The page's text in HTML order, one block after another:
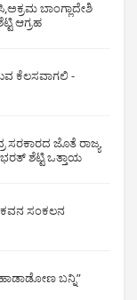
ಬಾಂಗ್ಲಾದೇಶಿ
ಆಗ್ರಹ
ಕೆಲಸವಾಗಲಿ -
ಸರಕಾರದ ಜೊತೆ ರಾಜ್ಯ
ಶೆಟ್ಟಿ ಒತ್ತಾಯ
ಕವನ ಸಂಕಲನ
ಬನ್ನಿ”